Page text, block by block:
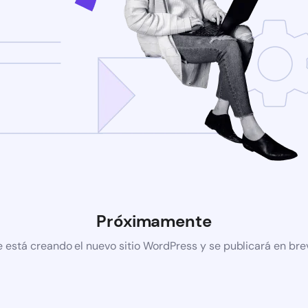
Próximamente
está creando el nuevo sitio WordPress y se publicará en